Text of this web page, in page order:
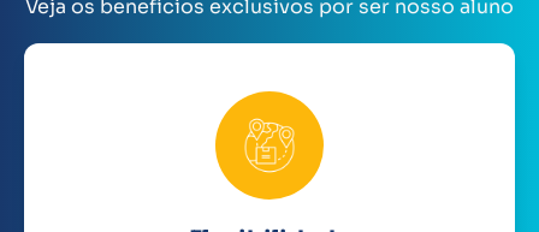
Veja os benefícios exclusivos por ser nosso aluno